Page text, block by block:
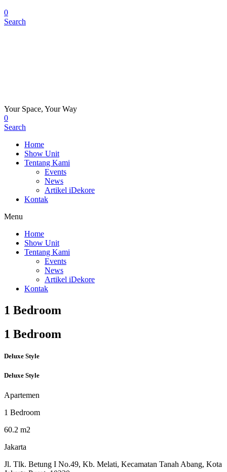
0
Search
Your Space, Your Way
0
Search
Home
Show Unit
Tentang Kami
Events
News
Artikel iDekore
Kontak
Menu
Home
Show Unit
Tentang Kami
Events
News
Artikel iDekore
Kontak
1 Bedroom
1 Bedroom
Deluxe Style
Deluxe Style
Apartemen
1 Bedroom
60.2 m2
Jakarta
Jl. Tlk. Betung I No.49, Kb. Melati, Kecamatan Tanah Abang, Kota